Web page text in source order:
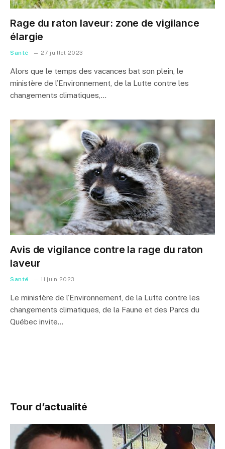
Rage du raton laveur: zone de vigilance
élargie
Santé 27 juillet 2023
Alors que le temps des vacances bat son plein, le
ministère de l’Environnement, de la Lutte contre les
changements climatiques,…
Avis de vigilance contre la rage du raton
laveur
Santé 11 juin 2023
Le ministère de l’Environnement, de la Lutte contre les
changements climatiques, de la Faune et des Parcs du
Québec invite…
Tour d’actualité